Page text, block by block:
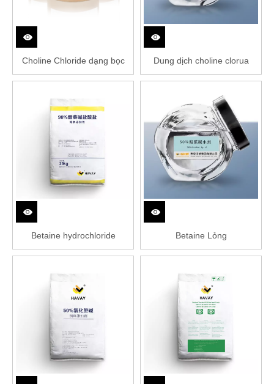
Choline Chloride dạng bọc Dung dịch choline clorua
Betaine hydrochloride Betaine Lỏng